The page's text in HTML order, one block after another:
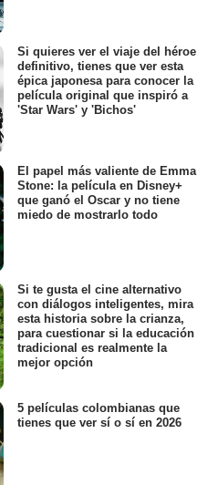
Si quieres ver el viaje del héroe
definitivo, tienes que ver esta
épica japonesa para conocer la
película original que inspiró a
'Star Wars' y 'Bichos'
El papel más valiente de Emma
Stone: la película en Disney+
que ganó el Oscar y no tiene
miedo de mostrarlo todo
Si te gusta el cine alternativo
con diálogos inteligentes, mira
esta historia sobre la crianza,
para cuestionar si la educación
tradicional es realmente la
mejor opción
5 películas colombianas que
tienes que ver sí o sí en 2026